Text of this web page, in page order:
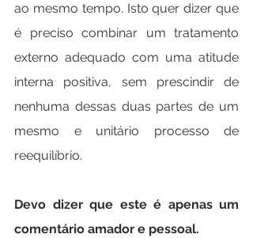
ao mesmo tempo. Isto quer dizer que
é preciso combinar um tratamento
externo adequado com uma atitude
interna positiva, sem prescindir de
nenhuma dessas duas partes de um
mesmo e unitário processo de
reequilíbrio.
Devo dizer que este é apenas um
comentário amador e pessoal.